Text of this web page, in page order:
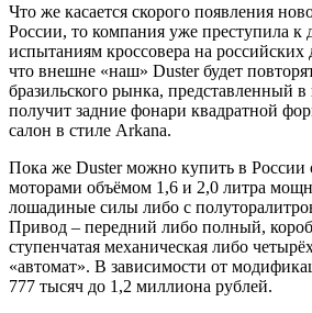
Что же касается скорого появления
России, то компания уже преступила
испытаниям кроссовера на российских
что внешне «наш» Duster будет
бразильского рынка, представленный
получит задние фонари квадратной
салон в стиле Arkana.
Пока же Duster можно купить в России
моторами объёмом 1,6 и 2,0 литра
лошадиные силы либо с
Привод – передний либо полный,
ступенчатая механическая либо
«автомат». В зависимости от
777 тысяч до 1,2 миллиона рублей.